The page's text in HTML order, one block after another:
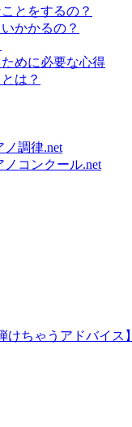
とをするの？
かかるの？
めに必要な心得
は？
調律.net
コンクール.net
ちゃうアドバイス】